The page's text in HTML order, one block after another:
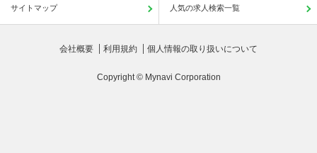
サイトマップ 人気の求人検索一覧
会社概要 利用規約 個人情報の取り扱いについて
Copyright © Mynavi Corporation